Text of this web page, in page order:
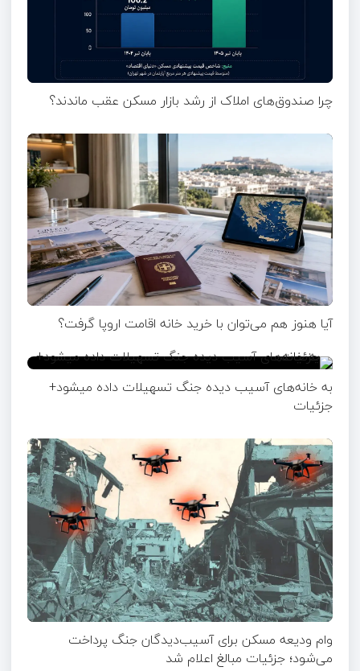
چرا صندوق‌های املاک از رشد بازار مسکن عقب ماندند؟
آیا هنوز هم می‌توان با خرید خانه اقامت اروپا گرفت؟
به خانه‌های آسیب دیده جنگ تسهیلات داده میشود+
جزئیات
وام ودیعه مسکن برای آسیب‌دیدگان جنگ پرداخت
می‌شود؛ جزئیات مبالغ اعلام شد